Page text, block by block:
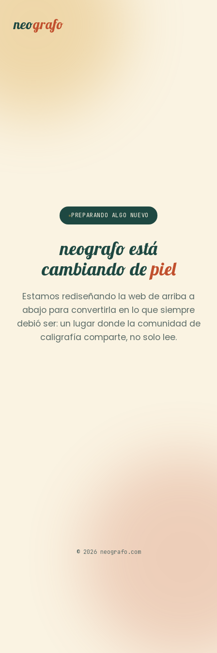
neografo
PREPARANDO ALGO NUEVO
neografo está
cambiando depiel
Estamos rediseñando la web de arriba a
abajo para convertirla en lo que siempre
debió ser: un lugar donde la comunidad de
caligrafía comparte, no solo lee.
© 2026 neografo.com